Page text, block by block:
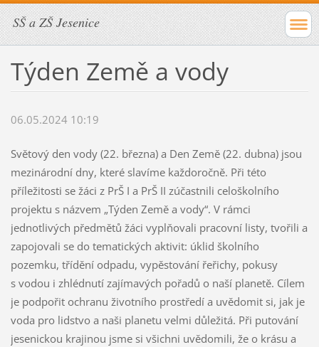
SŠ a ZŠ Jesenice
Týden Země a vody
06.05.2024 10:19
Světový den vody (22. března) a Den Země (22. dubna) jsou
mezinárodní dny, které slavíme každoročně. Při této
příležitosti se žáci z PrŠ I a PrŠ II zúčastnili celoškolního
projektu s názvem „Týden Země a vody“. V rámci
jednotlivých předmětů žáci vyplňovali pracovní listy, tvořili a
zapojovali se do tematických aktivit: úklid školního
pozemku, třídění odpadu, vypěstování řeřichy, pokusy
s vodou i zhlédnutí zajímavých pořadů o naší planetě. Cílem
je podpořit ochranu životního prostředí a uvědomit si, jak je
voda pro lidstvo a naši planetu velmi důležitá. Při putování
jesenickou krajinou jsme si všichni uvědomili, že o krásu a